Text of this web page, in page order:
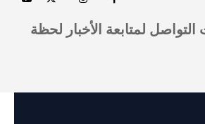
لمتابعة الأخبار لحظة